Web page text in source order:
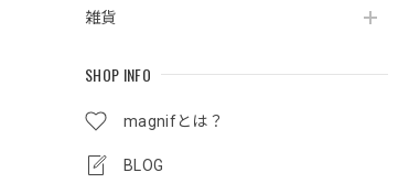
雑貨
SHOP INFO
magnifとは？
BLOG